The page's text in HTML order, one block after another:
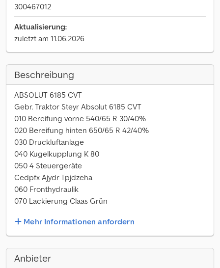
300467012
Aktualisierung:
zuletzt am 11.06.2026
Beschreibung
ABSOLUT 6185 CVT
Gebr. Traktor Steyr Absolut 6185 CVT
010 Bereifung vorne 540/65 R 30/40%
020 Bereifung hinten 650/65 R 42/40%
030 Druckluftanlage
040 Kugelkupplung K 80
050 4 Steuergeräte
Cedpfx Ajydr Tpjdzeha
060 Fronthydraulik
070 Lackierung Claas Grün
Mehr Informationen anfordern
Anbieter